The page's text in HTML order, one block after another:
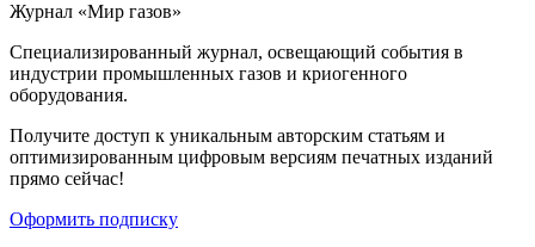
Журнал «Мир газов»
Cпециализированный журнал, освещающий события в
индустрии промышленных газов и криогенного
оборудования.
Получите доступ к уникальным авторским статьям и
оптимизированным цифровым версиям печатных изданий
прямо сейчас!
Оформить подписку